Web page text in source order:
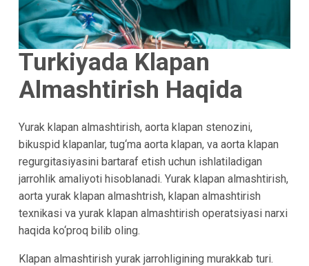
Turkiyada Klapan
Almashtirish Haqida
Yurak klapan almashtirish, aorta klapan stenozini,
bikuspid klapanlar, tug‘ma aorta klapan, va aorta klapan
regurgitasiyasini bartaraf etish uchun ishlatiladigan
jarrohlik amaliyoti hisoblanadi. Yurak klapan almashtirish,
aorta yurak klapan almashtrish, klapan almashtirish
texnikasi va yurak klapan almashtirish operatsiyasi narxi
haqida ko‘proq bilib oling.
Klapan almashtirish yurak jarrohligining murakkab turi.